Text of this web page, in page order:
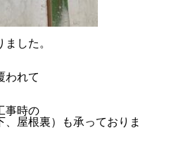
した。
われて
事時の
屋根裏）も承っておりま